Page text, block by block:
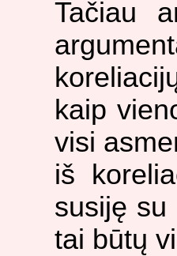
Tačiau
kaip
visi
iš
susiję su
tai būtų